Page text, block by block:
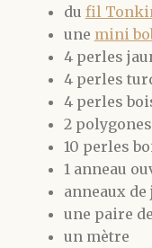
du fil
une mini
4 perles
4 perles
4 perles
2
10 perles
1 anneau
anneaux
une paire
un mètre